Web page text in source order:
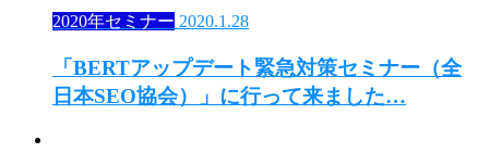
2020年セミナー 2020.1.28
「BERTアップデート緊急対策セミナー（全
日本SEO協会）」に行って来ました…